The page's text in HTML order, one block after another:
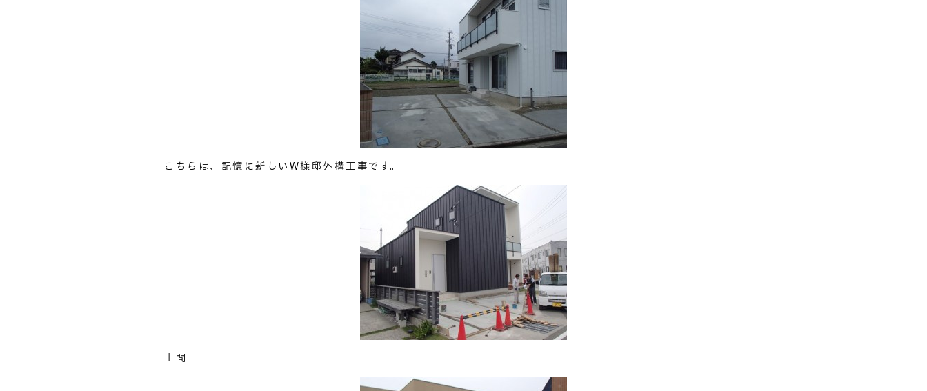
こちらは、記憶に新しいW様邸外構工事です。
土間